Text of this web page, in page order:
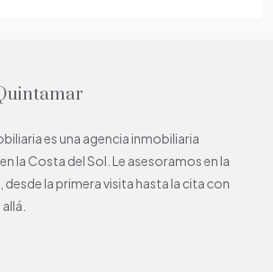
es una agencia inmobiliaria
la Costa del Sol. Le asesoramos en la
la primera visita hasta la cita con